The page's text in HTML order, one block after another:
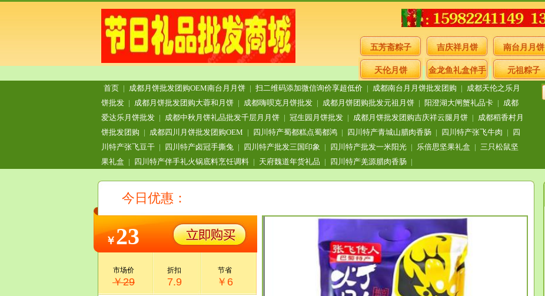
五芳斋粽子 吉庆祥月饼 南台月月饼
天伦月饼 金龙鱼礼盒伴手
礼
元祖粽子
首页 | 成都月饼批发团购OEM南台月月饼 | 扫二维码添加微信询价享超低价 | 成都南台月月饼批发团购 | 成都天伦之乐月
饼批发 | 成都月饼批发团购大蓉和月饼 | 成都嗨呗克月饼批发 | 成都月饼团购批发元祖月饼 | 阳澄湖大闸蟹礼品卡 | 成都
爱达乐月饼批发 | 成都中秋月饼礼品批发千层月月饼 | 冠生园月饼批发 | 成都月饼批发团购吉庆祥云腿月饼 | 成都稻香村月
饼批发团购 | 成都四川月饼批发团购OEM | 四川特产蜀都糕点蜀都鸿 | 四川特产青城山腊肉香肠 | 四川特产张飞牛肉 | 四
川特产张飞豆干 | 四川特产卤冠手撕兔 | 四川特产批发三国印象 | 四川特产批发一米阳光 | 乐倍思坚果礼盒 | 三只松鼠坚
果礼盒 | 四川特产伴手礼火锅底料烹饪调料 | 天府魏道年货礼品 | 四川特产羌源腊肉香肠 |
今日优惠：
￥23
市场价
￥29
折扣
7.9
节省
￥6